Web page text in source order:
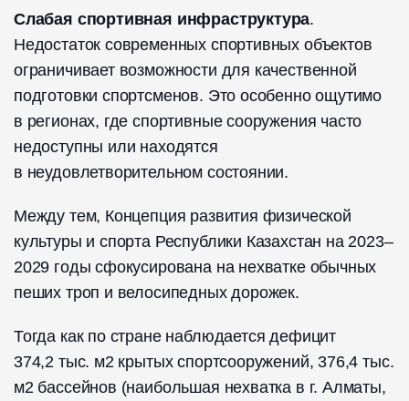
Слабая спортивная инфраструктура.
Недостаток современных спортивных объектов
ограничивает возможности для качественной
подготовки спортсменов. Это особенно ощутимо
в регионах, где спортивные сооружения часто
недоступны или находятся
в неудовлетворительном состоянии.
Между тем, Концепция развития физической
культуры и спорта Республики Казахстан на 2023–
2029 годы сфокусирована на нехватке обычных
пеших троп и велосипедных дорожек.
Тогда как по стране наблюдается дефицит
374,2 тыс. м2 крытых спортсооружений, 376,4 тыс.
м2 бассейнов (наибольшая нехватка в г. Алматы,